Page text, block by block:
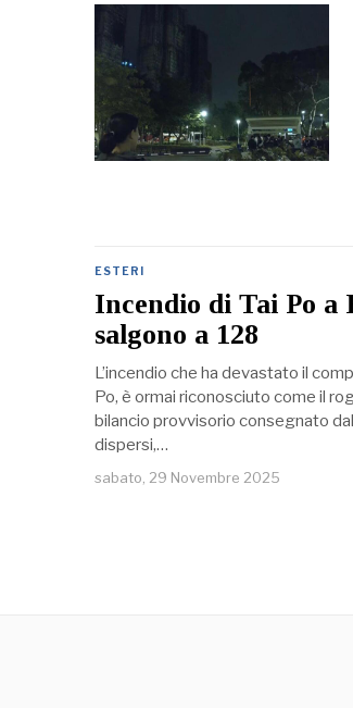
ESTERI
Incendio di Tai Po
salgono a 128
L’incendio che ha devastato il
Po, è ormai riconosciuto come il
bilancio provvisorio consegnato
dispersi,…
sabato, 29 Novembre 2025